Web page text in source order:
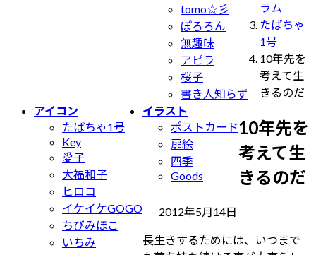
tomo☆彡
ぽろろん
無趣味
アピラ
桜子
書き人知らず
アイコン
たばちゃ1号
Key
愛子
大福和子
ヒロコ
イケイケGOGO
ちびみほこ
いちみ
イラスト
ポストカード
扉絵
四季
Goods
ラム
たばちゃ
1号
10年先を
考えて生
きるのだ
10年先を
考えて生
きるのだ
2012年5月14日
更
長生きするためには、いつまで